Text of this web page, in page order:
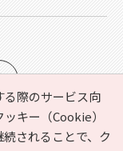
る際のサービス向
キー（Cookie）
されることで、ク
ヘルプ